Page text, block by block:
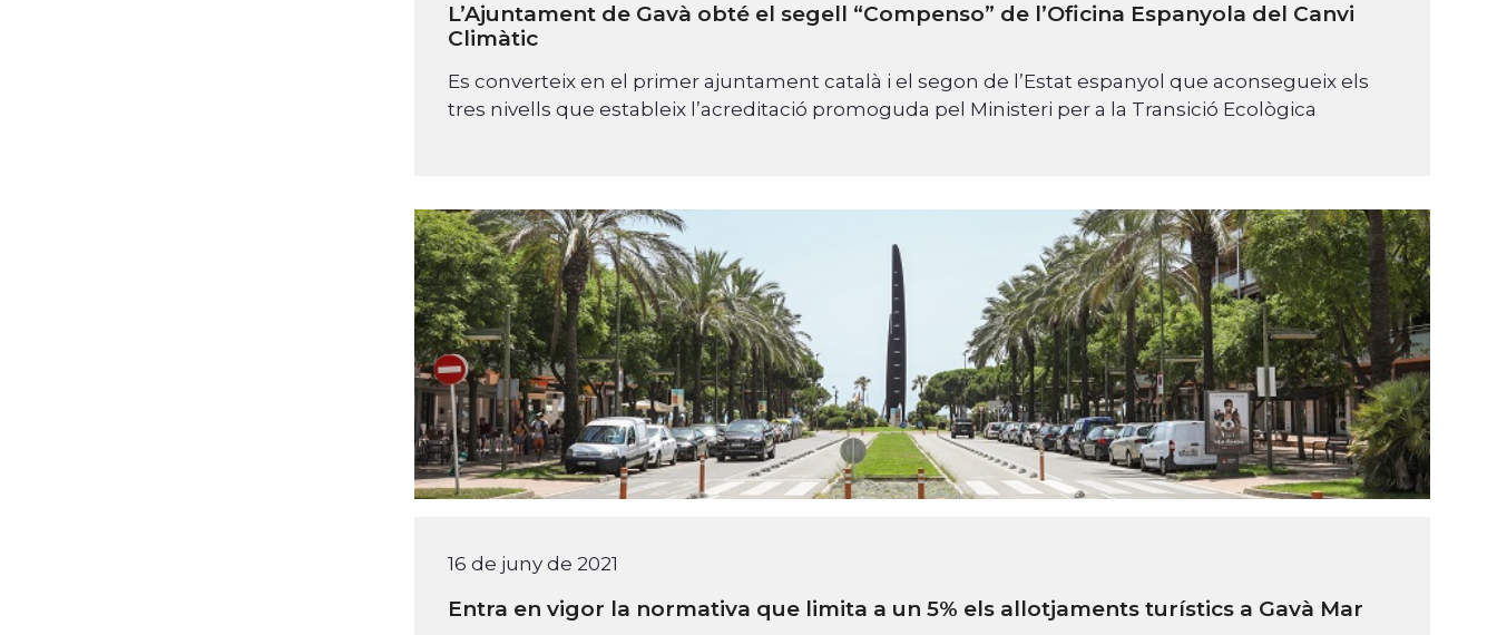
L’Ajuntament de Gavà obté el segell “Compenso” de l’Oficina Espanyola del Canvi
Climàtic
Es converteix en el primer ajuntament català i el segon de l’Estat espanyol que aconsegueix els
tres nivells que estableix l’acreditació promoguda pel Ministeri per a la Transició Ecològica
16 de juny de 2021
Entra en vigor la normativa que limita a un 5% els allotjaments turístics a Gavà Mar